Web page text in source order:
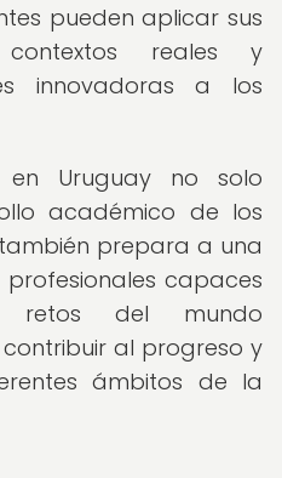
pueden aplicar sus
reales y
innovadoras a los
en Uruguay no solo
académico de los
prepara a una
capaces
retos del mundo
al progreso y
ámbitos de la